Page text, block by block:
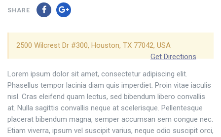
SHARE
2500 Wilcrest Dr #300, Houston, TX 77042, USA
Get Directions
Lorem ipsum dolor sit amet, consectetur adipiscing elit.
Phasellus tempor lacinia diam quis imperdiet. Proin vitae iaculis
nisl. Cras eleifend quam lectus, sed bibendum libero convallis
at. Nulla sagittis convallis neque at scelerisque. Pellentesque
placerat bibendum magna, semper accumsan sem congue nec.
Etiam viverra, ipsum vel suscipit varius, neque odio suscipit orci,